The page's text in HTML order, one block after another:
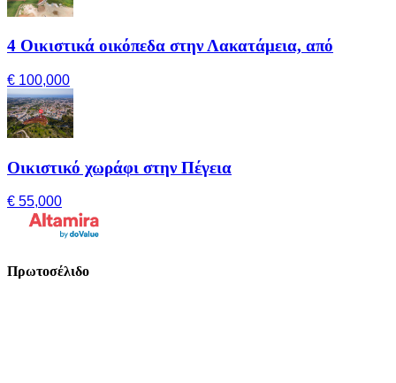
4 Οικιστικά οικόπεδα στην Λακατάμεια, από
€ 100,000
Οικιστικό χωράφι στην Πέγεια
€ 55,000
Πρωτοσέλιδο